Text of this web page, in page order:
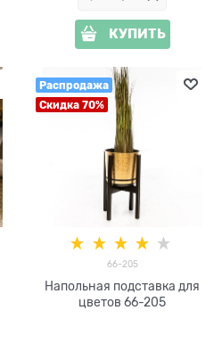
КУПИТЬ
Распродажа
Скидка 70%
66-205
Напольная подставка для
цветов 66-205